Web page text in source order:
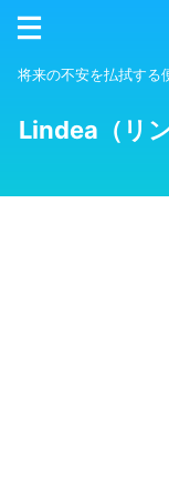
将来の不安を払拭する
Lindea（リ